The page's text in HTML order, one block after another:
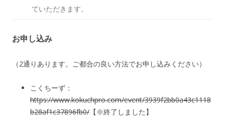
ていただきます。
お申し込み
（2通りあります。ご都合の良い方法でお申し込みください）
こくちーず：
https://www.kokuchpro.com/event/3939f2bb0a43c1118
b28af1c37896fb0/ 【※終了しました】